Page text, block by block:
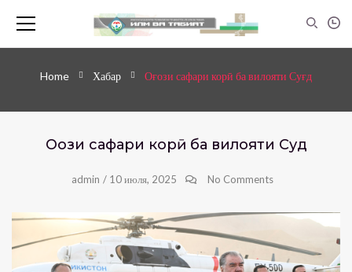
Home Хабар Оғози сафари корӣ ба вилояти Суғд
Оғози сафари корӣ ба вилояти Суғд
admin / 10 июля, 2025 No Comments